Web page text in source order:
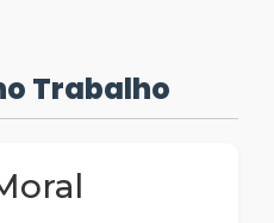
Trabalho